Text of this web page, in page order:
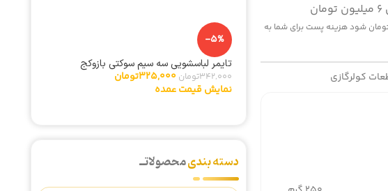
حساب شما بالای 6 میلیون تومان شود هزینه پست برای شما به
کولرگازی
-5%
تایمر لباسشویی سه سیم سوکتی بازوکج
342,000تومان 325,000تومان
نمایش قیمت عمده
دسته بندیمحصولاتــ